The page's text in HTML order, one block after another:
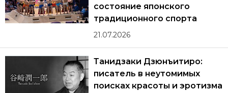
состояние японского
традиционного спорта
21.07.2026
Танидзаки Дзюнъитиро:
писатель в неутомимых
поисках красоты и эротизма